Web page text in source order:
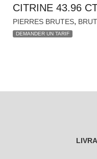
CITRINE 43.96
PIERRES BRUTES,
DEMANDER UN TARIF